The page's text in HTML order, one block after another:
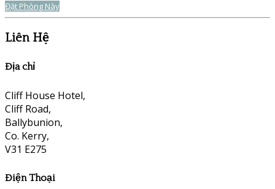
Đặt Phòng Này
Liên Hệ
Địa chỉ
Cliff House Hotel,
Cliff Road,
Ballybunion,
Co. Kerry,
V31 E275
Điện Thoại